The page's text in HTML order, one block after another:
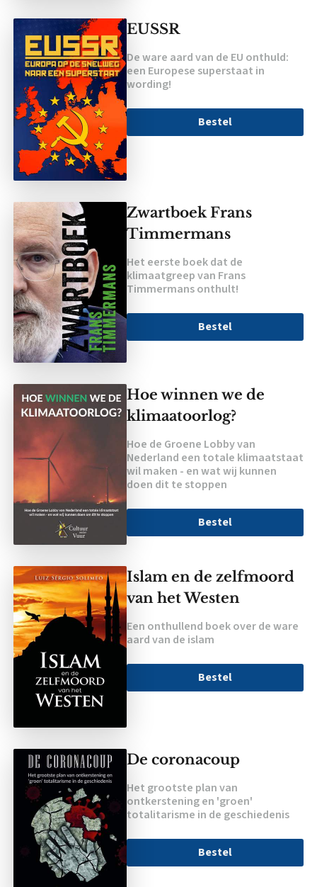
EUSSR
De ware aard van de EU onthuld:
een Europese superstaat in
wording!
Bestel
Zwartboek Frans
Timmermans
Het eerste boek dat de
klimaatgreep van Frans
Timmermans onthult!
Bestel
Hoe winnen we de
klimaatoorlog?
Hoe de Groene Lobby van
Nederland een totale klimaatstaat
wil maken - en wat wij kunnen
doen dit te stoppen
Bestel
Islam en de zelfmoord
van het Westen
Een onthullend boek over de ware
aard van de islam
Bestel
De coronacoup
Het grootste plan van
ontkerstening en 'groen'
totalitarisme in de geschiedenis
Bestel